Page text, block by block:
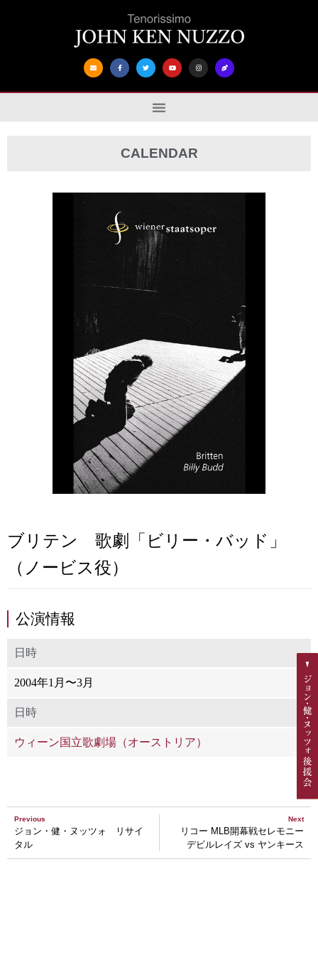
CALENDAR
ブリテン 歌劇「ビリー・バッド」
（ノービス役）
公演情報
日時
2004年1月〜3月
日時
ウィーン国立歌劇場（オーストリア）
Previous
ジョン・健・ヌッツォ リサイ
タル
Next
リコー MLB開幕戦セレモニー
デビルレイズ vs ヤンキース